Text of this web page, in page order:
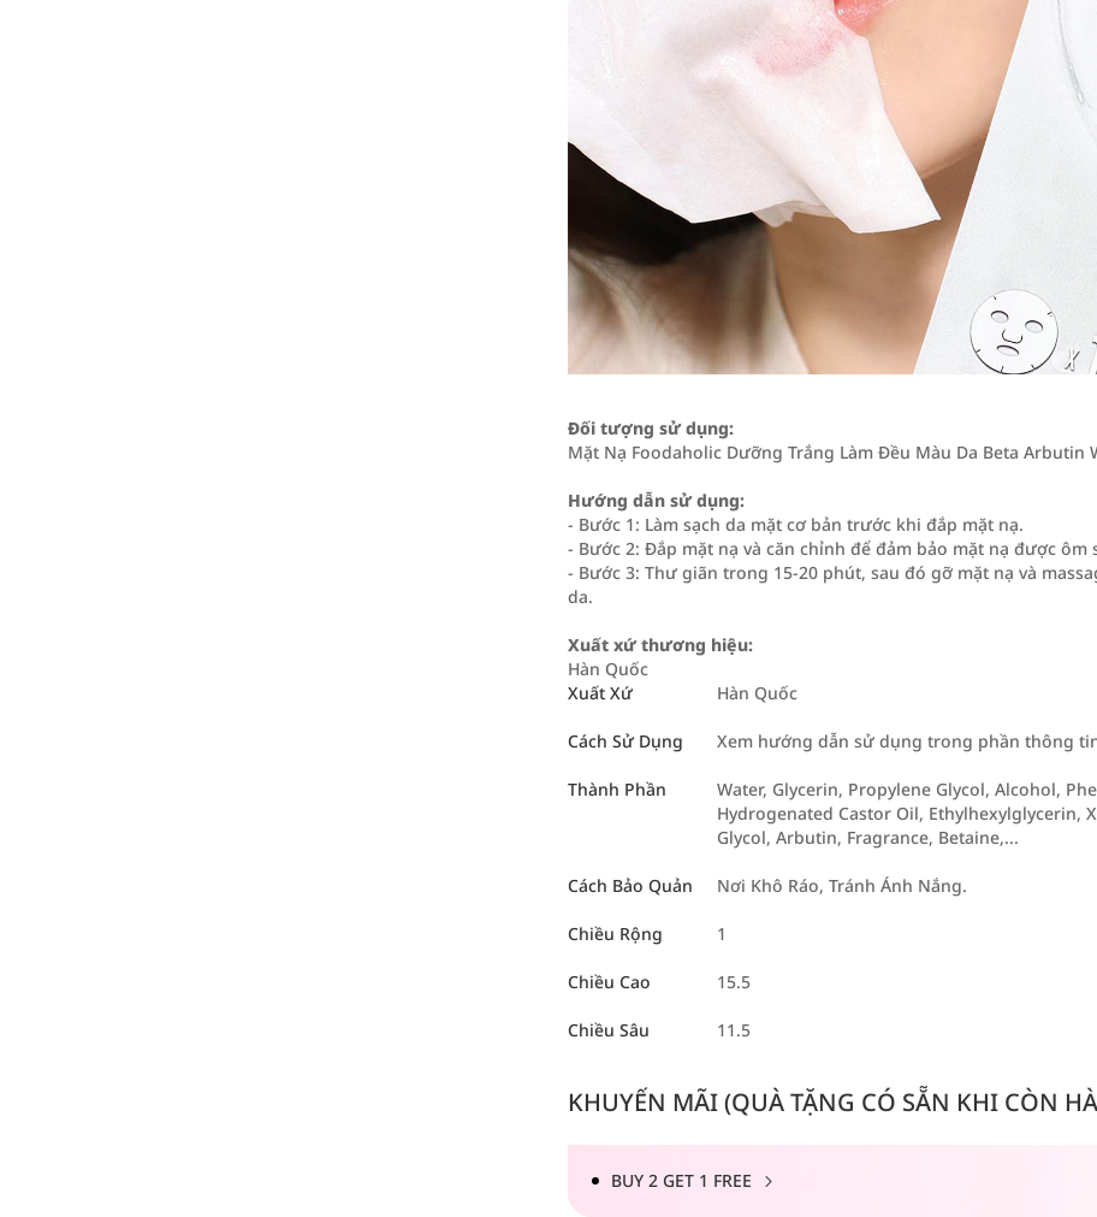
Đối tượng sử dụng:
Mặt Nạ Foodaholic Dưỡng Trắng Làm Đều Màu Da Beta
Hướng dẫn sử dụng:
- Bước 1: Làm sạch da mặt cơ bản trước khi đắp mặt nạ.
- Bước 2: Đắp mặt nạ và căn chỉnh để đảm bảo mặt nạ được ôm
- Bước 3: Thư giãn trong 15-20 phút, sau đó gỡ mặt nạ và
da.
Xuất xứ thương hiệu:
Hàn Quốc
Xuất Xứ
Hàn Quốc
Cách Sử Dụng Xem hướng dẫn sử dụng trong phần thông
Thành Phần
Water, Glycerin, Propylene Glycol, Alcohol,
Hydrogenated Castor Oil, Ethylhexylglycerin,
Glycol, Arbutin, Fragrance, Betaine,...
Cách Bảo Quản Nơi Khô Ráo, Tránh Ánh Nắng.
Chiều Rộng 1
Chiều Cao 15.5
Chiều Sâu 11.5
KHUYẾN MÃI (QUÀ TẶNG CÓ SẴN KHI CÒN
BUY 2 GET 1 FREE